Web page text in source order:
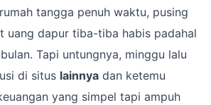
tangga penuh waktu, pusing
uang dapur tiba-tiba habis padahal
Tapi untungnya, minggu lalu
di situs lainnya dan ketemu
yang simpel tapi ampuh